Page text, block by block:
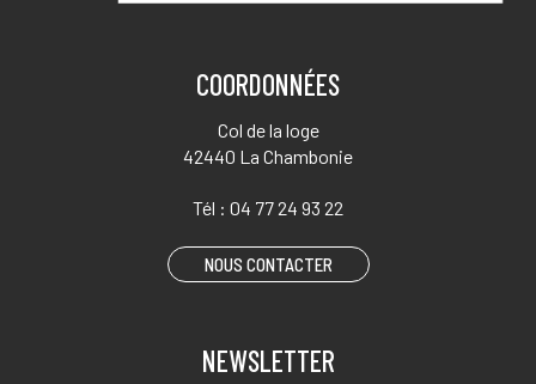
COORDONNÉES
Col de la loge
42440 La Chambonie
Tél : 04 77 24 93 22
NOUS CONTACTER
NEWSLETTER